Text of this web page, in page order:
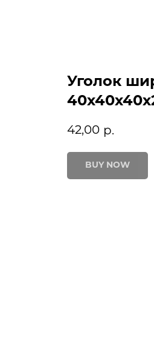
Уголок
42,00 р.
BUY NOW